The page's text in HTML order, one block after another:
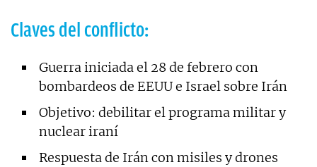
Claves del conflicto:
Guerra iniciada el 28 de febrero con
bombardeos de EEUU e Israel sobre Irán
Objetivo: debilitar el programa militar y
nuclear iraní
Respuesta de Irán con misiles y drones